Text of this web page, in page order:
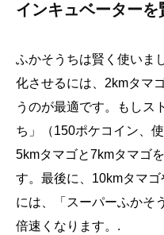
インキュベーターを
ふかそうちは賢く使いま
化させるには、2kmタマ
うのが最適です。もしス
ち」（150ポケコイン、
5kmタマゴと7kmタマゴ
す。最後に、10kmタマ
には、「スーパーふかそ
倍速くなります。.